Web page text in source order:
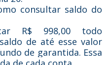
consultar saldo do
R$ 998,00 todo
de até esse valor
de garantida. Essa